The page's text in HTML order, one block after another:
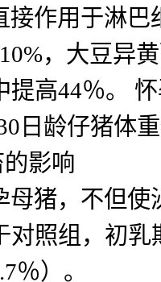
接作用于淋
，大豆异
提高44％。
日龄仔猪体
影响
母猪，不但
对照组，初
％）。